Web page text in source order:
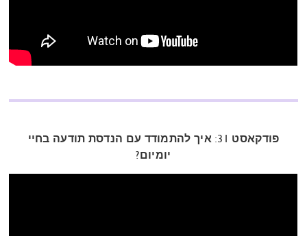
פודקאסט 31: איך להתמודד עם הנדסת תודעה בחיי
יומיום?